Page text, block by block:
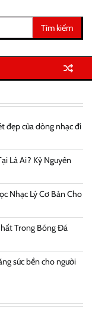
đẹp của dòng nhạc đi
Là Ai? Kỷ Nguyên
Nhạc Lý Cơ Bản Cho
Trong Bóng Đá
sức bền cho người